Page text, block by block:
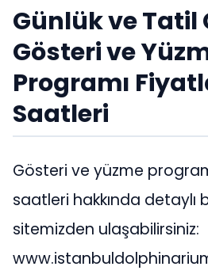
Günlük ve Tatil
Gösteri ve
Programı
Saatleri
Gösteri ve yüzme
saatleri hakkında detaylı
sitemizden ulaşabilirsiniz: